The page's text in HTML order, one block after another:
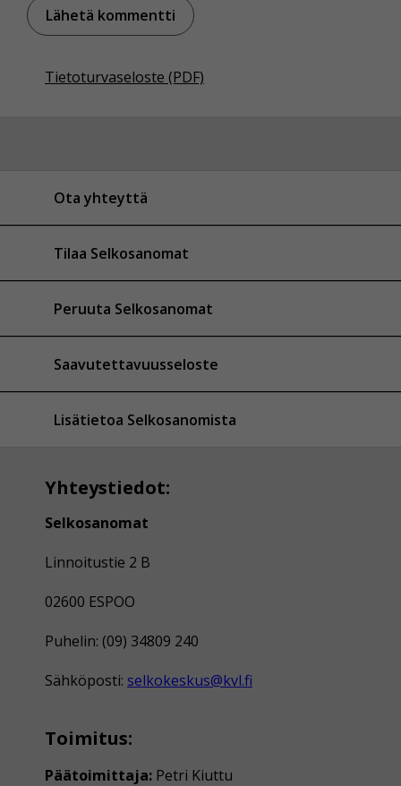
Tietoturvaseloste (PDF)
Ota yhteyttä
Tilaa Selkosanomat
Peruuta Selkosanomat
Saavutettavuusseloste
Lisätietoa Selkosanomista
Yhteystiedot:
Selkosanomat
Linnoitustie 2 B
02600 ESPOO
Puhelin: (09) 34809 240
Sähköposti: selkokeskus@kvl.fi
Toimitus:
Päätoimittaja: Petri Kiuttu